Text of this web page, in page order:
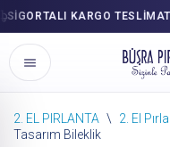
KARGO TESLIMATI
İçeriğe
2. EL PIRLANTA \ 2. El
Tasarım Bileklik